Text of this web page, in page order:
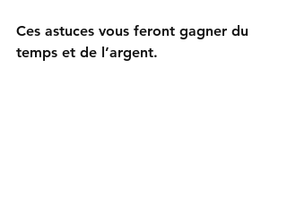
Ces astuces vous feront gagner du
temps et de l’argent.